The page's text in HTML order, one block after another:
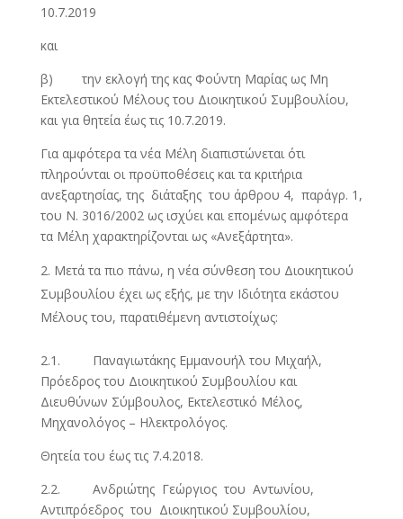
10.7.2019
και
β) την εκλογή της κας Φούντη Μαρίας ως Μη
Εκτελεστικού Μέλους του Διοικητικού Συμβουλίου,
και για θητεία έως τις 10.7.2019.
Για αμφότερα τα νέα Μέλη διαπιστώνεται ότι
πληρούνται οι προϋποθέσεις και τα κριτήρια
ανεξαρτησίας, της διάταξης του άρθρου 4, παράγρ. 1,
του Ν. 3016/2002 ως ισχύει και επομένως αμφότερα
τα Μέλη χαρακτηρίζονται ως «Ανεξάρτητα».
Μετά τα πιο πάνω, η νέα σύνθεση του Διοικητικού
Συμβουλίου έχει ως εξής, με την Ιδιότητα εκάστου
Μέλους του, παρατιθέμενη αντιστοίχως:
2.1. Παναγιωτάκης Εμμανουήλ του Μιχαήλ,
Πρόεδρος του Διοικητικού Συμβουλίου και
Διευθύνων Σύμβουλος, Εκτελεστικό Μέλος,
Μηχανολόγος – Ηλεκτρολόγος.
Θητεία του έως τις 7.4.2018.
2.2. Ανδριώτης Γεώργιος του Αντωνίου,
Αντιπρόεδρος του Διοικητικού Συμβουλίου,